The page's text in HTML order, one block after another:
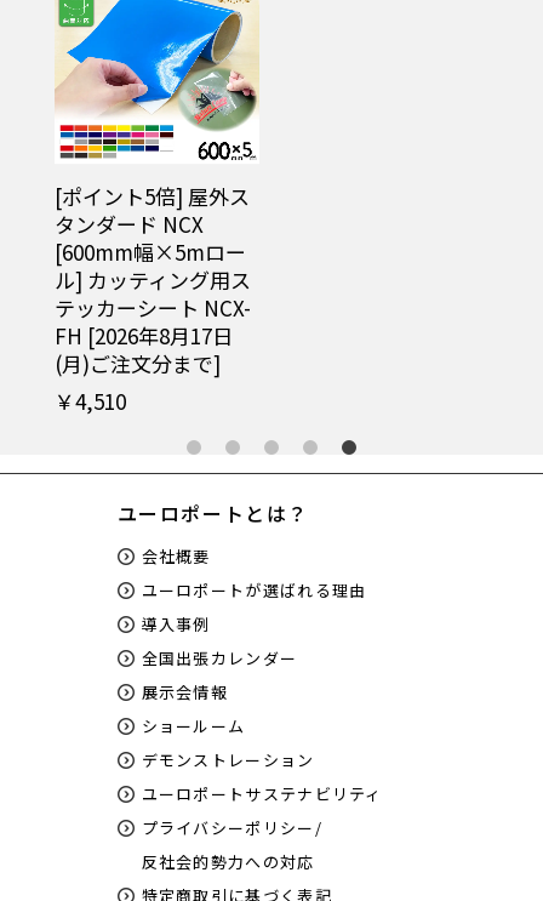
[ポイント5倍] 屋外ス
タンダード NCX
[600mm幅×5mロー
ル] カッティング用ス
テッカーシート NCX-
FH [2026年8月17日
(月)ご注文分まで]
￥4,510
ユーロポートとは？
会社概要
ユーロポートが選ばれる理由
導入事例
全国出張カレンダー
展示会情報
ショールーム
デモンストレーション
ユーロポートサステナビリティ
プライバシーポリシー/
反社会的勢力への対応
特定商取引に基づく表記